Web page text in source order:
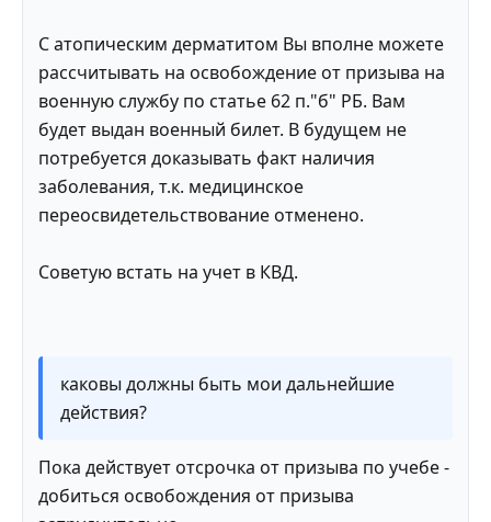
С атопическим дерматитом Вы вполне можете
рассчитывать на освобождение от призыва на
военную службу по статье 62 п."б" РБ. Вам
будет выдан военный билет. В будущем не
потребуется доказывать факт наличия
заболевания, т.к. медицинское
переосвидетельствование отменено.
Советую встать на учет в КВД.
каковы должны быть мои дальнейшие
действия?
Пока действует отсрочка от призыва по учебе -
добиться освобождения от призыва